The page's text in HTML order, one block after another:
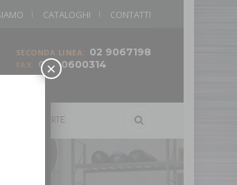
CATALOGHI CONTATTI
SECONDA LINEA: 02 9067198
FAX: 02 90600314
OFFERTE
×